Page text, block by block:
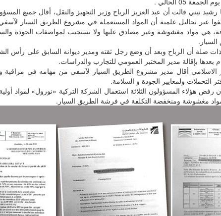
رشيد نيني قالت أن عبد العزيز الرباح وزير التجهيز والنقل، أقال جميع
عبر تحاليل علمية أن المواد المستعملة في مشروع الطريق السيار
هي مواد مغشوشة وغير مصادق عليها ولا تستجيب لمواصفات الجودة
صلة أن الرباح وبعد أن وضع رجل ثقته ومدير ديوانه السابق على رأس
بعدها بإقالة مدير المختبر العمومي للتجارب والدراسات.
الاسلامي أقال مدير مشروع الطريق السيار لآسفي من مهامه في مراقبة
التحملات ولمعايير الجودة و السلامة.
رفض هؤلاء المسؤولون الثلاثة استعمال الشركة التركية «نورول» لمواد
لمواد مغشوشة ومنخفضة التكلفة في فرشة الطريق السيار.